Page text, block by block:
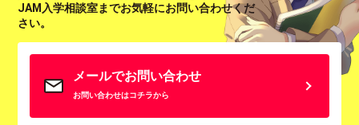
JAM入学相談室までお気軽にお問い合わせくだ
さい。
メールでお問い合わせ
お問い合わせはコチラから